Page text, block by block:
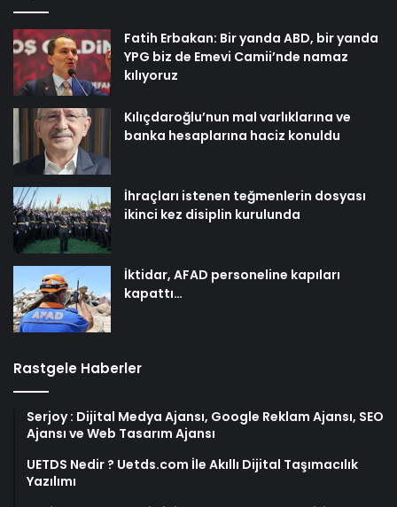
Fatih Erbakan: Bir yanda ABD, bir yanda
YPG biz de Emevi Camii’nde namaz
kılıyoruz
Kılıçdaroğlu’nun mal varlıklarına ve
banka hesaplarına haciz konuldu
İhraçları istenen teğmenlerin dosyası
ikinci kez disiplin kurulunda
İktidar, AFAD personeline kapıları
kapattı…
Rastgele Haberler
Serjoy : Dijital Medya Ajansı, Google Reklam Ajansı, SEO
Ajansı ve Web Tasarım Ajansı
UETDS Nedir ? Uetds.com İle Akıllı Dijital Taşımacılık
Yazılımı